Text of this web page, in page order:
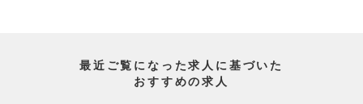
最近ご覧になった求人に基づいた
おすすめの求人